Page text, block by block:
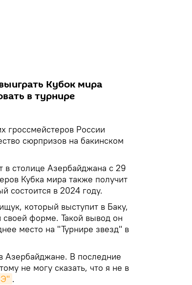
Кубок мира
в турнире
гроссмейстеров России
сюрпризов на бакинском
столице Азербайджана с 29
Кубка мира также получит
состоится в 2024 году.
который выступит в Баку,
своей форме. Такой вывод он
место на "Турнире звезд" в
Азербайджане. В последние
не могу сказать, что я не в
.